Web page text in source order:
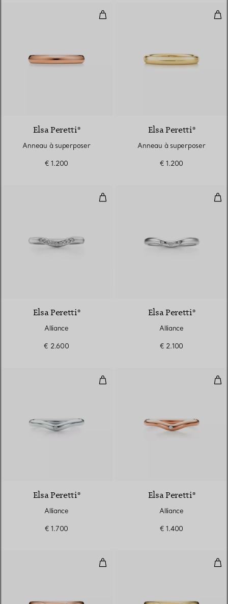
Anneau à superposer
Elsa Peretti®
Anneau à superposer
€ 1.200
Elsa Peretti®
Anneau à superposer
€ 1.200
Alliance
Elsa Peretti®
Alliance
€ 2.600
Elsa Peretti®
Alliance
€ 2.100
Alliance
Elsa Peretti®
Alliance
€ 1.700
Elsa Peretti®
Alliance
€ 1.400
Alliance